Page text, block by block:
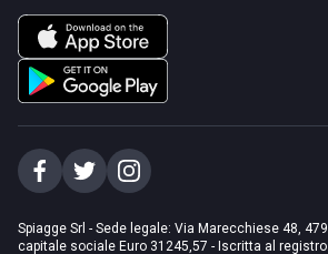
Spiagge Srl - Sede legale: Via Marecchiese 48,
capitale sociale Euro 31245,57 - Iscritta al